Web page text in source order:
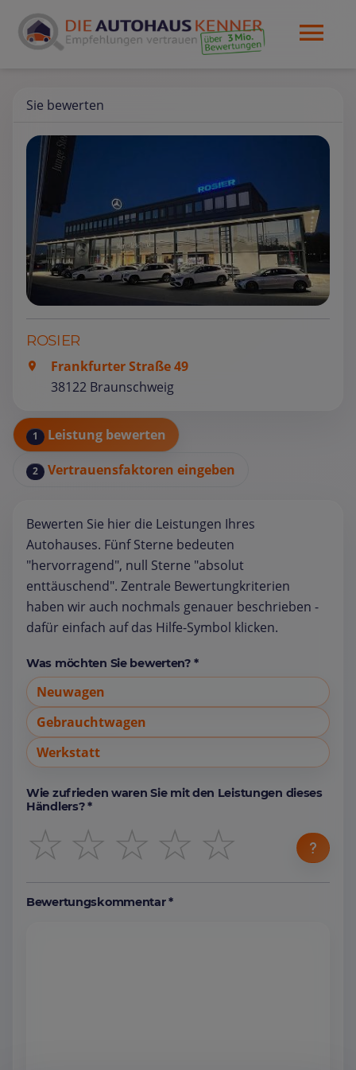
Sie bewerten
ROSIER
Frankfurter Straße 49
38122 Braunschweig
1 Leistung bewerten
2 Vertrauensfaktoren eingeben
Bewerten Sie hier die Leistungen Ihres
Autohauses. Fünf Sterne bedeuten
"hervorragend", null Sterne "absolut
enttäuschend". Zentrale Bewertungkriterien
haben wir auch nochmals genauer beschrieben -
dafür einfach auf das Hilfe-Symbol klicken.
Was möchten Sie bewerten? *
Neuwagen
Gebrauchtwagen
Werkstatt
Wie zufrieden waren Sie mit den Leistungen dieses
Händlers? *
☆
☆
☆
☆
☆
Bewertungskommentar *